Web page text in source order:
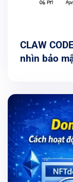
CLAW
nhìn bảo